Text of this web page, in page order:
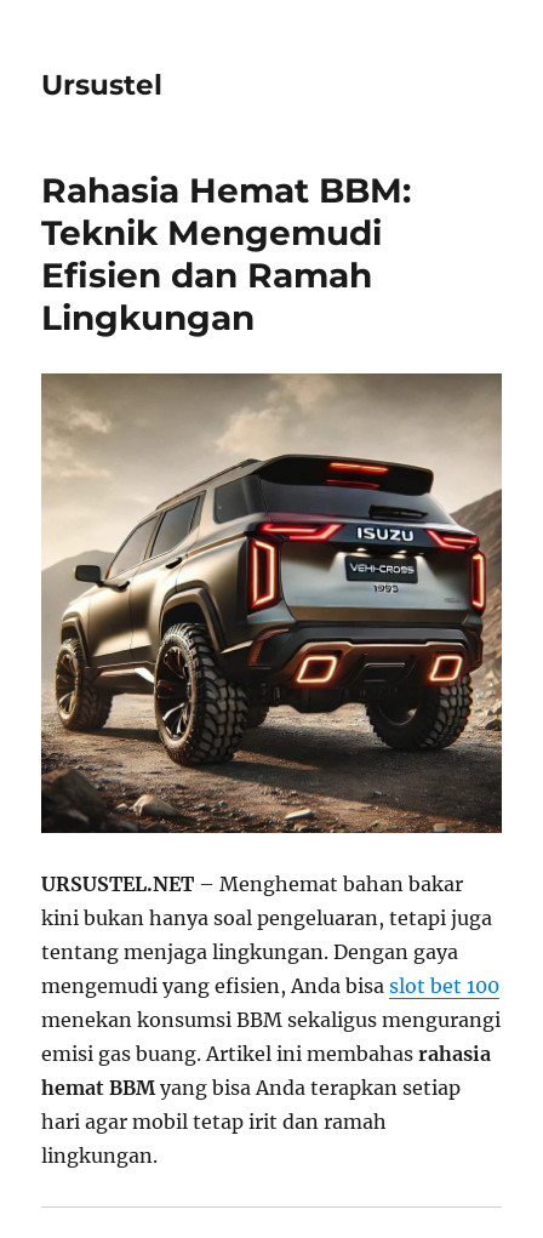
Ursustel
Rahasia Hemat BBM:
Teknik Mengemudi
Efisien dan Ramah
Lingkungan
URSUSTEL.NET – Menghemat bahan bakar
kini bukan hanya soal pengeluaran, tetapi juga
tentang menjaga lingkungan. Dengan gaya
mengemudi yang efisien, Anda bisaslot bet 100
menekan konsumsi BBM sekaligus mengurangi
emisi gas buang. Artikel ini membahasrahasia
hemat BBMyang bisa Anda terapkan setiap
hari agar mobil tetap irit dan ramah
lingkungan.